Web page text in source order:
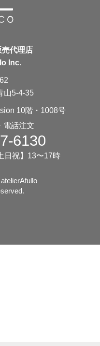
代理店
Inc.
山5-4-35
10階・1008号
電話注文
6130
日祝】13〜17時